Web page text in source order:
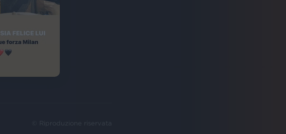
© Riproduzione riservata